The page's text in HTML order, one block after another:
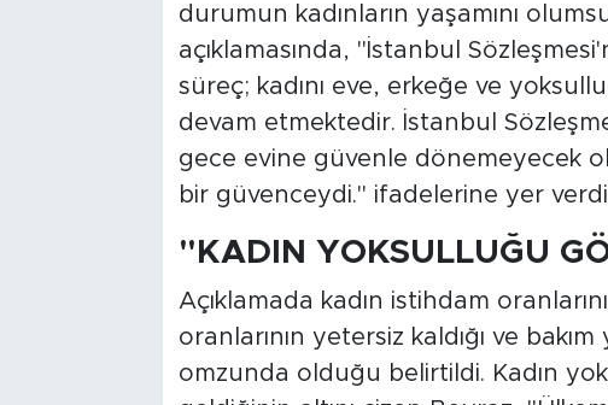
durumun kadınların yaşamını
açıklamasında, "İstanbul
süreç; kadını eve, erkeğe ve
devam etmektedir. İstanbul
gece evine güvenle dönemeyecek
bir güvenceydi." ifadelerine yer
"KADIN YOKSULLUĞU
Açıklamada kadın istihdam
oranlarının yetersiz kaldığı ve
omzunda olduğu belirtildi. Kadın